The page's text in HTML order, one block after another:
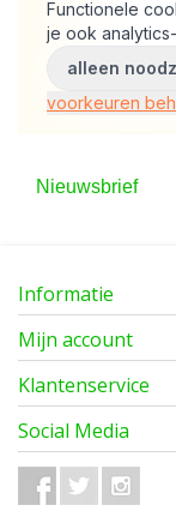
Nieuwsbrief
Informatie
Mijn account
Klantenservice
Social Media